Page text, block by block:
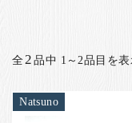
ご利用ガイド
全2 品中 1～2品目を
Natsuno